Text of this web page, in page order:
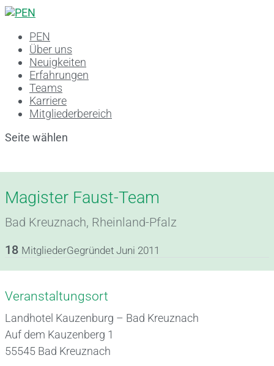
PEN
Über uns
Neuigkeiten
Erfahrungen
Teams
Karriere
Mitgliederbereich
Seite wählen
Magister Faust-Team
Bad Kreuznach, Rheinland-Pfalz
18 MitgliederGegründet Juni 2011
Veranstaltungsort
Landhotel Kauzenburg – Bad Kreuznach
Auf dem Kauzenberg 1
55545 Bad Kreuznach